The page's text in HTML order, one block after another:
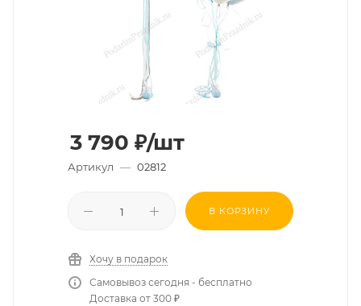
3 790 ₽/шт
Артикул — 02812
В КОРЗИНУ
Хочу в подарок
Самовывоз сегодня - бесплатно
Доставка от 300 ₽